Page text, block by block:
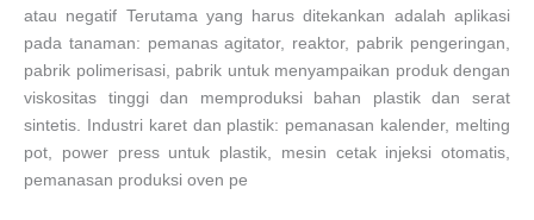
atau negatif Terutama yang harus ditekankan adalah aplikasi
pada tanaman: pemanas agitator, reaktor, pabrik pengeringan,
pabrik polimerisasi, pabrik untuk menyampaikan produk dengan
viskositas tinggi dan memproduksi bahan plastik dan serat
sintetis. Industri karet dan plastik: pemanasan kalender, melting
pot, power press untuk plastik, mesin cetak injeksi otomatis,
pemanasan produksi oven pe